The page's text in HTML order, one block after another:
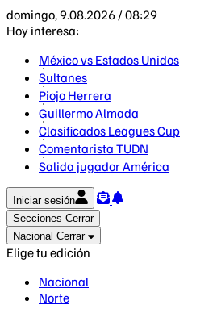
domingo, 9.08.2026 / 08:29
Hoy interesa:
México vs Estados Unidos
Sultanes
Piojo Herrera
Guillermo Almada
Clasificados Leagues Cup
Comentarista TUDN
Salida jugador América
Iniciar sesión
Secciones Cerrar
Nacional Cerrar
Elige tu edición
Nacional
Norte